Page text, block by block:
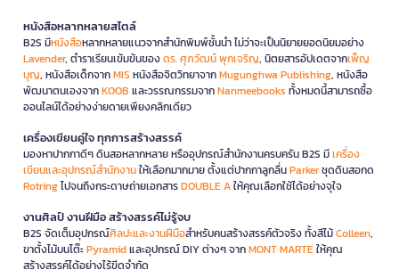
หนังสือหลากหลายสไตล์
B2S มีหนังสือหลากหลายแนวจากสำนักพิมพ์ชั้นนำ ไม่ว่าจะเป็นนิยายยอดนิยมอย่าง
Lavender, ตำราเรียนเข้มข้นของดร. ศุภวัฒน์ พุกเจริญ, นิตยสารอัปเดตจากเพ็ญ
บุญ, หนังสือเด็กจากMIS หนังสือจิตวิทยาจากMugunghwa Publishing, หนังสือ
พัฒนาตนเองจากKOOB และวรรณกรรมจากNanmeebooks ทั้งหมดนี้สามารถซื้อ
ออนไลน์ได้อย่างง่ายดายเพียงคลิกเดียว
เครื่องเขียนคู่ใจ ทุกการสร้างสรรค์
มองหาปากกาดีๆ ดินสอหลากหลาย หรืออุปกรณ์สำนักงานครบครัน B2S มีเครื่อง
เขียนและอุปกรณ์สำนักงานให้เลือกมากมาย ตั้งแต่ปากกาลูกลื่นParkerชุดดินสอกด
Rotringไปจนถึงกระดาษถ่ายเอกสารDOUBLE Aให้คุณเลือกใช้ได้อย่างจุใจ
งานศิลป์ งานฝีมือ สร้างสรรค์ไม่รู้จบ
B2S จัดเต็มอุปกรณ์ศิลปะและงานฝีมือสำหรับคนสร้างสรรค์ตัวจริง ทั้งสีไม้Colleen,
ขาตั้งไม้บนโต๊ะPyramidและอุปกรณ์ DIY ต่างๆ จากMONT MARTEให้คุณ
สร้างสรรค์ได้อย่างไร้ขีดจำกัด